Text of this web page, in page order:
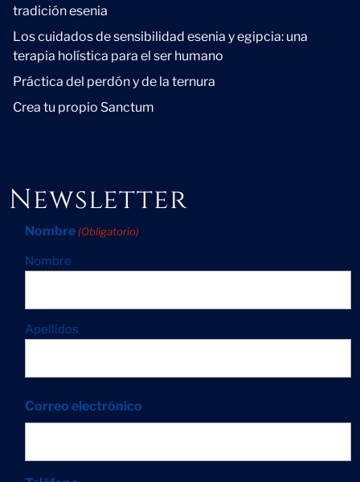
tradición esenia
Los cuidados de sensibilidad esenia y egipcia: una
terapia holística para el ser humano
Práctica del perdón y de la ternura
Crea tu propio Sanctum
Newsletter
Nombre (Obligatorio)
Nombre
Apellidos
Correo electrónico